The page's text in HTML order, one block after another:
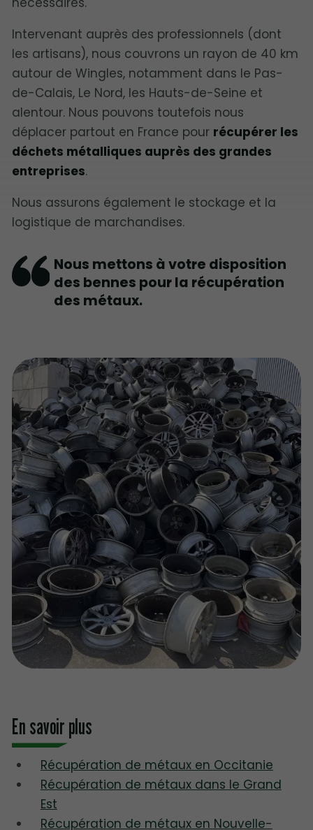
Intervenant auprès des professionnels (dont
les artisans), nous couvrons un rayon de 40 km
autour de Wingles, notamment dans le Pas-
de-Calais, Le Nord, les Hauts-de-Seine et
alentour. Nous pouvons toutefois nous
déplacer partout en France pour récupérer les
déchets métalliques auprès des grandes
entreprises.
Nous assurons également le stockage et la
logistique de marchandises.
Nous mettons à votre disposition
des bennes pour la récupération
des métaux.
En savoir plus
Récupération de métaux en Occitanie
Récupération de métaux dans le Grand
Est
Récupération de métaux en Nouvelle-